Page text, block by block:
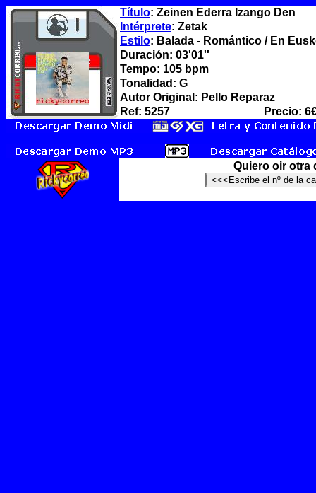
Título: Zeinen Ederra Izango Den
Intérprete: Zetak
Estilo: Balada - Romántico / En
Duración: 03'01''
Tempo: 105 bpm
Tonalidad: G
Autor Original: Pello Reparaz
Ref: 5257
Precio:
Quiero oir otra